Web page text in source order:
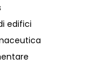
edifici